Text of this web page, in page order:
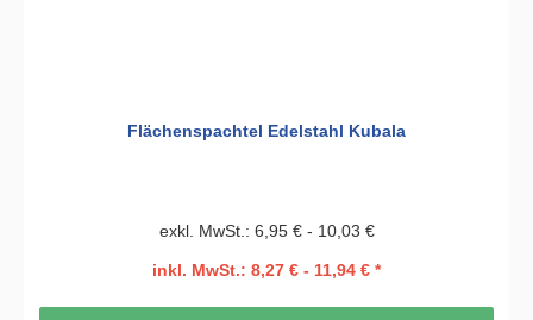
Flächenspachtel Edelstahl Kubala
exkl. MwSt.: 6,95 € - 10,03 €
inkl. MwSt.: 8,27 € - 11,94 € *